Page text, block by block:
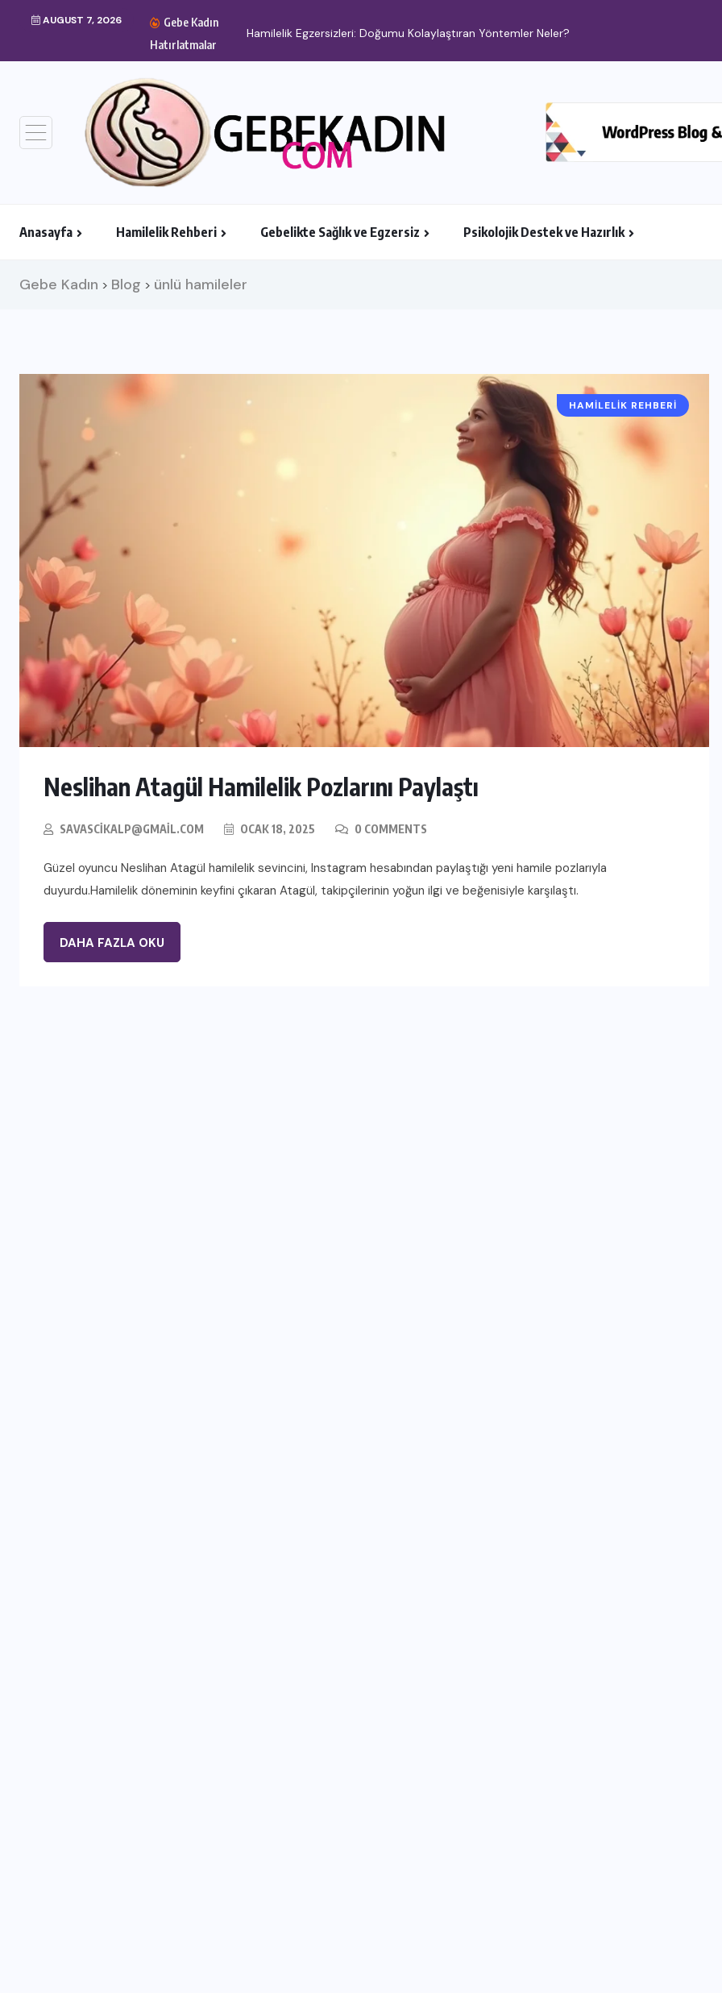
AUGUST 7, 2026
Gebe Kadın
Hatırlatmalar
Hamilelik Egzersizleri: Doğumu Kolaylaştıran Yöntemler Neler?
Anasayfa Hamilelik Rehberi Gebelikte Sağlık ve Egzersiz Psikolojik Destek ve Hazırlık
Gebe Kadın > Blog > ünlü hamileler
HAMILELIK REHBERI
Neslihan Atagül Hamilelik Pozlarını Paylaştı
SAVASCIKALP@GMAIL.COM OCAK 18, 2025 0 COMMENTS
Güzel oyuncu Neslihan Atagül hamilelik sevincini, Instagram hesabından paylaştığı yeni hamile pozlarıyla
duyurdu.Hamilelik döneminin keyfini çıkaran Atagül, takipçilerinin yoğun ilgi ve beğenisiyle karşılaştı.
DAHA FAZLA OKU